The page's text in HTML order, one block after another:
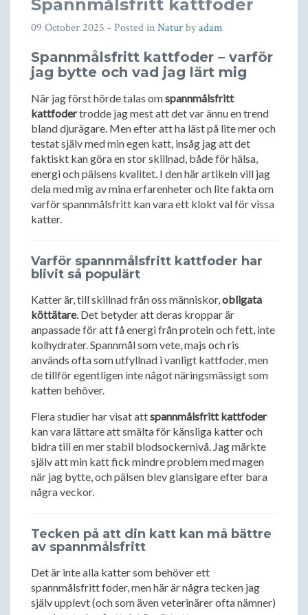
Spannmålsfritt kattfoder
09 October 2025 - Posted inNaturbyadam
Spannmålsfritt kattfoder – varför
jag bytte och vad jag lärt mig
När jag först hörde talas omspannmålsfritt
kattfodertrodde jag mest att det var ännu en trend
bland djurägare. Men efter att ha läst på lite mer och
testat själv med min egen katt, insåg jag att det
faktiskt kan göra en stor skillnad, både för hälsa,
energi och pälsens kvalitet. I den här artikeln vill jag
dela med mig av mina erfarenheter och lite fakta om
varför spannmålsfritt kan vara ett klokt val för vissa
katter.
Varför spannmålsfritt kattfoder har
blivit så populärt
Katter är, till skillnad från oss människor,obligata
köttätare. Det betyder att deras kroppar är
anpassade för att få energi från protein och fett, inte
kolhydrater. Spannmål som vete, majs och ris
används ofta som utfyllnad i vanligt kattfoder, men
de tillför egentligen inte något näringsmässigt som
katten behöver.
Flera studier har visat attspannmålsfritt kattfoder
kan vara lättare att smälta för känsliga katter och
bidra till en mer stabil blodsockernivå. Jag märkte
själv att min katt fick mindre problem med magen
när jag bytte, och pälsen blev glansigare efter bara
några veckor.
Tecken på att din katt kan må bättre
av spannmålsfritt
Det är inte alla katter som behöver ett
spannmålsfritt foder, men här är några tecken jag
själv upplevt (och som även veterinärer ofta nämner)